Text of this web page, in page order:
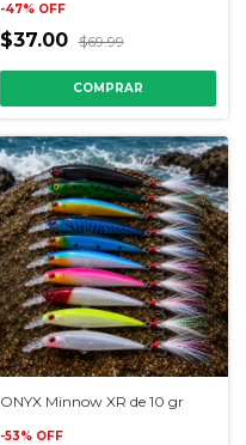
-47% OFF
$37.00 $69.99
COMPRAR
ONYX Minnow XR de 10 gr
-53% OFF